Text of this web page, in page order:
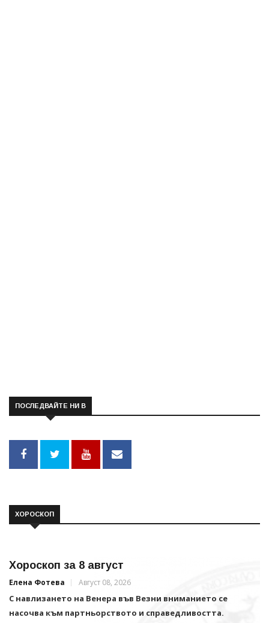
ПОСЛЕДВАЙТЕ НИ В
ХОРОСКОП
Хороскоп за 8 август
Елена Фотева Август 08, 2026
С навлизането на Венера във Везни вниманието се
насочва към партньорството и справедливостта.